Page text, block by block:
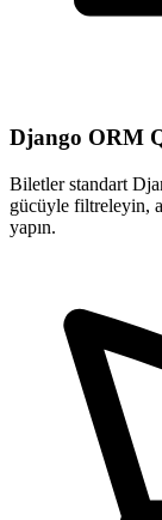
Django ORM
Biletler standart
gücüyle filtreleyin,
yapın.